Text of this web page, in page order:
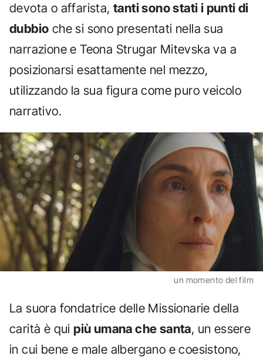
devota o affarista, tanti sono stati i punti di
dubbio che si sono presentati nella sua
narrazione e Teona Strugar Mitevska va a
posizionarsi esattamente nel mezzo,
utilizzando la sua figura come puro veicolo
narrativo.
un momento del film
La suora fondatrice delle Missionarie della
carità è qui più umana che santa, un essere
in cui bene e male albergano e coesistono,